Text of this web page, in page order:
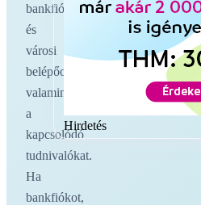
bankfiókokat
és
városi
belépőoldalakat,
valamint
a
kapcsolódó
tudnivalókat.
Ha
bankfiókot,
Hirdetés